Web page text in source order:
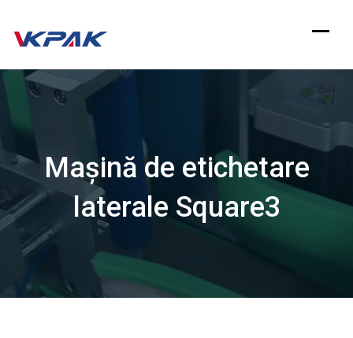
Mașină de etichetare
laterale Square3